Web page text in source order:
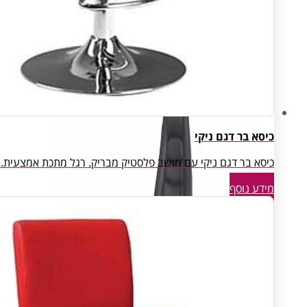
חדרי ארכיון ואחסון
כיסא בר דגם ניקי
כיסא בר דגם ניקי עם מושב פלסטיק מבריק. רגל מתכת אמצעית. צבע:
מידע נוסף